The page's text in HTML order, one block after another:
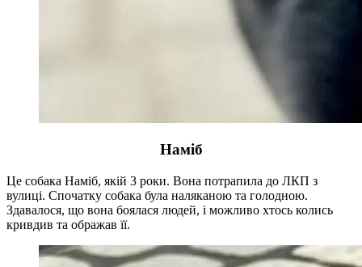
Наміб
Це собака Наміб, якій 3 роки. Вона потрапила до ЛКП з
вулиці. Спочатку собака була наляканою та голодною.
Здавалося, що вона боялася людей, і можливо хтось колись
кривдив та ображав її.